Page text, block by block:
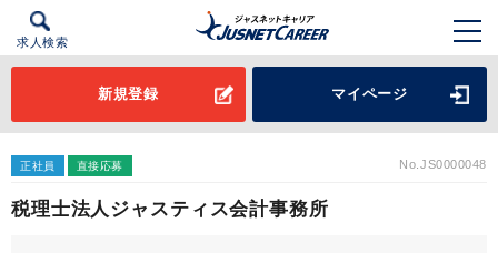
求人検索
新規登録 マイページ
正社員 直接応募 No.JS0000048
税理士法人ジャスティス会計事務所